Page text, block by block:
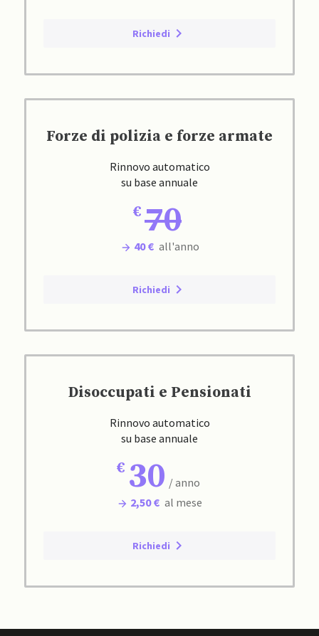
Richiedi
Forze di polizia e forze armate
Rinnovo automatico
su base annuale
70
40 € all'anno
Richiedi
Disoccupati e Pensionati
Rinnovo automatico
su base annuale
30 / anno
2,50 € al mese
Richiedi